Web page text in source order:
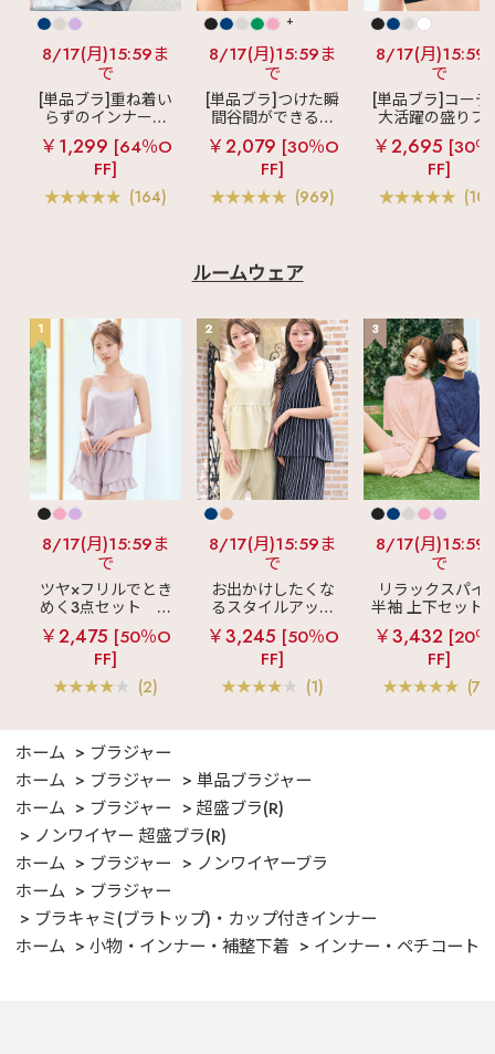
8/17(月)15:59ま
で
[単品ブラ]重ね着い
らずのインナーブ
ラ
リッチバスト
ブラトップ (ワイヤ
ー入り)
￥1,299 [64％O
FF]
(164)
+
8/17(月)15:59ま
で
[単品ブラ]つけた瞬
間谷間ができるシ
ームレスブラ
超
盛ブラ(R) シームレ
ス 単品ブラジャー
￥2,079 [30％O
FF]
(969)
8/17(月)15:59
で
[単品ブラ]コーデ
大活躍の盛りブ
ショートレン
ス ブラトップ 超
ブラ(R) 単品ブ
ャー
￥2,695 [30
FF]
ルームウェア
1
8/17(月)15:59ま
で
ツヤ×フリルでとき
めく3点セット
シ
ルキー ショートパ
ンツ 3点セット
￥2,475 [50％O
FF]
(2)
2
8/17(月)15:59ま
で
お出かけしたくな
るスタイルアップ
見え
ストライプ
フリル ロングパン
ツ 綿混 上下セット
￥3,245 [50％O
FF]
(1)
3
8/17(月)15:59
で
リラックスパイ
半袖 上下セット
女兼用サイズ)
￥3,432 [20
FF]
ホーム
ブラジャー
ホーム
ブラジャー
単品ブラジャー
ホーム
ブラジャー
超盛ブラ(R)
ノンワイヤー 超盛ブラ(R)
ホーム
ブラジャー
ノンワイヤーブラ
ホーム
ブラジャー
ブラキャミ(ブラトップ)・カップ付きインナー
ホーム
小物・インナー・補整下着 インナー・ペチコート